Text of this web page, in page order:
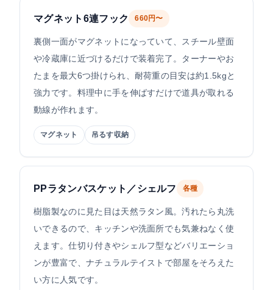
マグネット6連フック 660円〜
裏側一面がマグネットになっていて、スチール壁面
や冷蔵庫に近づけるだけで装着完了。ターナーやお
たまを最大6つ掛けられ、耐荷重の目安は約1.5kgと
強力です。料理中に手を伸ばすだけで道具が取れる
動線が作れます。
マグネット 吊るす収納
PPラタンバスケット／シェルフ 各種
樹脂製なのに見た目は天然ラタン風。汚れたら丸洗
いできるので、キッチンや洗面所でも気兼ねなく使
えます。仕切り付きやシェルフ型などバリエーショ
ンが豊富で、ナチュラルテイストで部屋をそろえた
い方に人気です。